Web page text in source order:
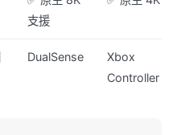
支援
DualSense
Xbox
Controller